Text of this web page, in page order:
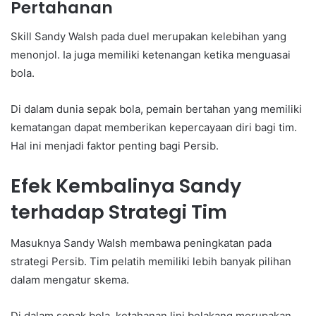
Pertahanan
Skill Sandy Walsh pada duel merupakan kelebihan yang
menonjol. Ia juga memiliki ketenangan ketika menguasai
bola.
Di dalam dunia sepak bola, pemain bertahan yang memiliki
kematangan dapat memberikan kepercayaan diri bagi tim.
Hal ini menjadi faktor penting bagi Persib.
Efek Kembalinya Sandy
terhadap Strategi Tim
Masuknya Sandy Walsh membawa peningkatan pada
strategi Persib. Tim pelatih memiliki lebih banyak pilihan
dalam mengatur skema.